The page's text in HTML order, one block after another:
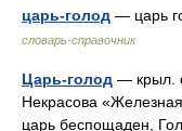
царь-голод — царь
словарь-справочник
Царь-голод — крыл.
Некрасова
царь беспощаден,